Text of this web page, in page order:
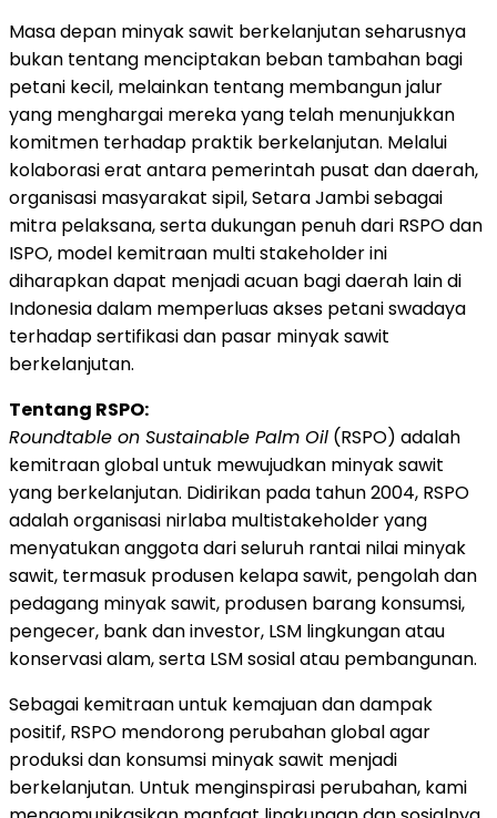
Masa depan minyak sawit berkelanjutan seharusnya
bukan tentang menciptakan beban tambahan bagi
petani kecil, melainkan tentang membangun jalur
yang menghargai mereka yang telah menunjukkan
komitmen terhadap praktik berkelanjutan. Melalui
kolaborasi erat antara pemerintah pusat dan daerah,
organisasi masyarakat sipil, Setara Jambi sebagai
mitra pelaksana, serta dukungan penuh dari RSPO dan
ISPO, model kemitraan multi stakeholder ini
diharapkan dapat menjadi acuan bagi daerah lain di
Indonesia dalam memperluas akses petani swadaya
terhadap sertifikasi dan pasar minyak sawit
berkelanjutan.
Tentang RSPO:
Roundtable on Sustainable Palm Oil (RSPO) adalah
kemitraan global untuk mewujudkan minyak sawit
yang berkelanjutan. Didirikan pada tahun 2004, RSPO
adalah organisasi nirlaba multistakeholder yang
menyatukan anggota dari seluruh rantai nilai minyak
sawit, termasuk produsen kelapa sawit, pengolah dan
pedagang minyak sawit, produsen barang konsumsi,
pengecer, bank dan investor, LSM lingkungan atau
konservasi alam, serta LSM sosial atau pembangunan.
Sebagai kemitraan untuk kemajuan dan dampak
positif, RSPO mendorong perubahan global agar
produksi dan konsumsi minyak sawit menjadi
berkelanjutan. Untuk menginspirasi perubahan, kami